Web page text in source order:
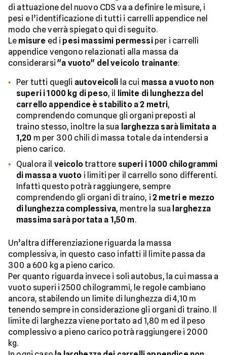
di attuazione del nuovo CDS va a definire le misure, i
pesi e l’identificazione di tutti i carrelli appendice nel
modo che verrà spiegato qui di seguito.
Le misure ed i pesi massimi permessiper i carrelli
appendice vengono relazionati alla massa da
considerarsi"a vuoto" del veicolo trainante:
Per tutti quegli autoveicoli la cui massa a vuoto non
superi i 1000 kg di peso, il
limite di lunghezza del
carrello appendice è stabilito a 2 metri,
comprendendo comunque gli organi preposti al
traino stesso, inoltre la sua larghezza sarà limitata a
1,20 m per 300 chili di massa totale da intendersi a
pieno carico.
Qualora il veicolotrattore superi i 1000 chilogrammi
di massa a vuoto i limiti per il carrello sono differenti.
Infatti questo potrà raggiungere, sempre
comprendendo gli organi di traino, i 2 metri e mezzo
di lunghezza complessiva, mentre la sua larghezza
massima sarà portata a 1,50 m.
Un’altra differenziazione riguarda la massa
complessiva, in questo caso infatti il limite passa da
300 a 600 kg a pieno carico.
Per quanto riguarda invece i soli autobus, la cui massa a
vuoto superi i 2500 chilogrammi, le regole cambiano
ancora, stabilendo un limite di lunghezza di 4,10 m
tenendo sempre in considerazione gli organi di traino. Il
limite di larghezza viene portato ad 1,80 m ed il peso
complessivo a pieno carico potrà raggiungere i 2000
kg.